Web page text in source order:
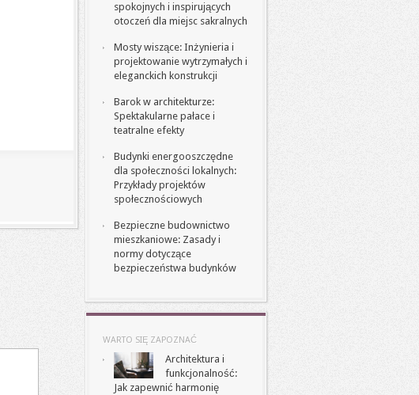
spokojnych i inspirujących
otoczeń dla miejsc sakralnych
Mosty wiszące: Inżynieria i
projektowanie wytrzymałych i
eleganckich konstrukcji
Barok w architekturze:
Spektakularne pałace i
teatralne efekty
Budynki energooszczędne
dla społeczności lokalnych:
Przykłady projektów
społecznościowych
Bezpieczne budownictwo
mieszkaniowe: Zasady i
normy dotyczące
bezpieczeństwa budynków
WARTO SIĘ ZAPOZNAĆ
Architektura i
funkcjonalność:
Jak zapewnić harmonię